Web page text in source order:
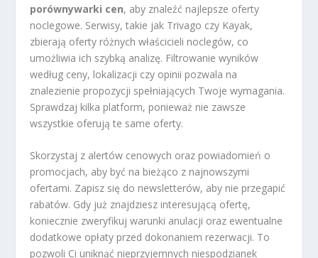
porównywarki cen, aby znaleźć najlepsze oferty
noclegowe. Serwisy, takie jak Trivago czy Kayak,
zbierają oferty różnych właścicieli noclegów, co
umożliwia ich szybką analizę. Filtrowanie wyników
według ceny, lokalizacji czy opinii pozwala na
znalezienie propozycji spełniających Twoje wymagania.
Sprawdzaj kilka platform, ponieważ nie zawsze
wszystkie oferują te same oferty.
Skorzystaj z alertów cenowych oraz powiadomień o
promocjach, aby być na bieżąco z najnowszymi
ofertami. Zapisz się do newsletterów, aby nie przegapić
rabatów. Gdy już znajdziesz interesującą ofertę,
koniecznie zweryfikuj warunki anulacji oraz ewentualne
dodatkowe opłaty przed dokonaniem rezerwacji. To
pozwoli Ci uniknąć nieprzyjemnych niespodzianek